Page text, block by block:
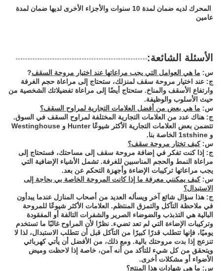
المحرك لديه ضمان لمدة 10 سنوات والأجزاء الأخرى لديها ضمان لمدة
عامين
الأسئلة الشائعة:
س:ما هي العوامل التي يجب مراعاتها عند اختيار مروحة السقف?
ج: عند اختيار مروحة سقف لمنزلك، ستحتاج إلى مراعاة حجم الغرفة
وارتفاع الأسقف والمناخ. ستحتاج أيضًا إلى مراعاة تفضيلاتك الشخصية من
حيث الأسلوب والوظيفة.
س:ما هي بعض من أفضل العلامات التجارية لمراوح السقف؟
ج: هناك عدد من العلامات التجارية المختلفة لمراوح السقف في السوق.
تتضمن بعض العلامات التجارية الأكثر شيوعًا Hunter و Westinghouse
و 1stshine الخاصة بنا.
س:كيف تختار مروحة سقف؟
ج: إذا كنت تفكر في إضافة مروحة سقف إلى مساحتك، فستحتاج إلى
مراعاة النمط والحجم المناسبين للغرفة. تشمل الأشياء الإضافية التي
يجب مراعاتها تركيبات الإضاءة وأجهزة التحكم عن بعد.
س:كيف يمكنني معرفة ما إذا كانت المروحة الخاصة بي بحاجة إلى
الاستبدال؟
ج: هذا سؤال شائع آخر ويسأله العديد من أصحاب المنازل عندما يبدأون
في ملاحظة التآكل والتمزق المنتظم. العلامات الأكثر شيوعًا للمروحة
البالية هي التذبذب والضوضاء الصرير والشفرات التالفة أو المفقودة
وتركيبات الإضاءة التي لم تعد تضيء. نظرًا لأن المراوح غالبًا ما تستخدم
يوميًا، فإنها تتطلب قدرًا كبيرًا من التآكل قبل أن تتطلب الاستبدال، لذا لا
تنزعج إذا بدت مروحتك بالية. ومع ذلك، من الأفضل أن يأتي كهربائي
ويتحقق من كل شيء للتأكد من أنه آمن، خاصة إذا لاحظت وميض
الأضواء أو مشكلات أخرى.
س:ما هي شهادات هذا المنتج؟